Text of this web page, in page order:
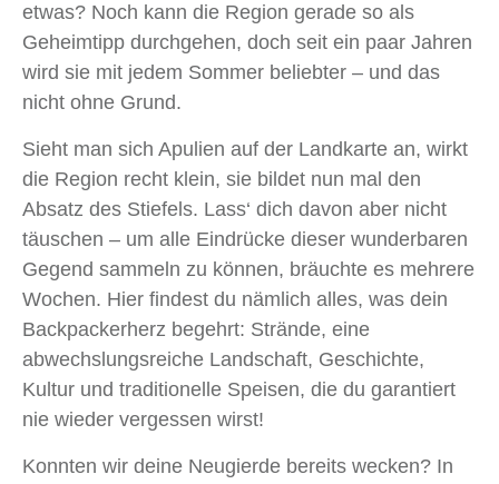
etwas? Noch kann die Region gerade so als
Geheimtipp durchgehen, doch seit ein paar Jahren
wird sie mit jedem Sommer beliebter – und das
nicht ohne Grund.
Sieht man sich Apulien auf der Landkarte an, wirkt
die Region recht klein, sie bildet nun mal den
Absatz des Stiefels. Lass‘ dich davon aber nicht
täuschen – um alle Eindrücke dieser wunderbaren
Gegend sammeln zu können, bräuchte es mehrere
Wochen. Hier findest du nämlich alles, was dein
Backpackerherz begehrt: Strände, eine
abwechslungsreiche Landschaft, Geschichte,
Kultur und traditionelle Speisen, die du garantiert
nie wieder vergessen wirst!
Konnten wir deine Neugierde bereits wecken? In